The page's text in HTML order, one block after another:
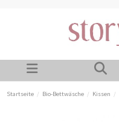
Startseite Bio-Bettwäsche Kissen